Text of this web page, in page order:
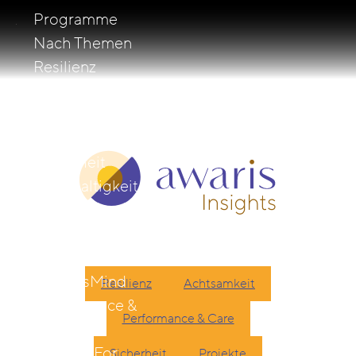
Programme
Nach Themen
Resilienz
Sicherheit
Nachhaltigkeit
Coaching
LeadersMind
Performance &
Resilienz
Achtsamkeit
Performance & Care